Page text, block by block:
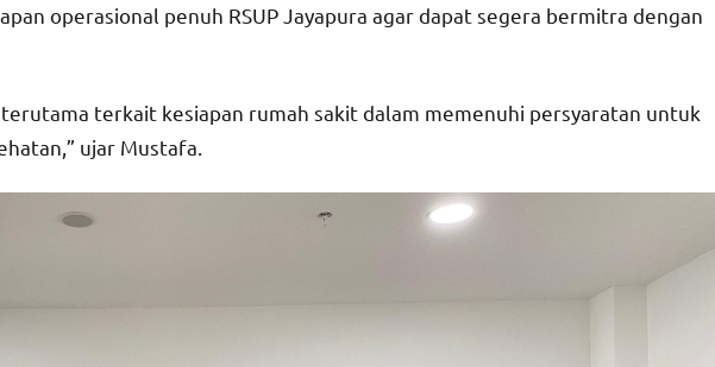
operasional penuh RSUP Jayapura agar dapat segera bermitra dengan
terutama terkait kesiapan rumah sakit dalam memenuhi persyaratan untuk
ujar Mustafa.